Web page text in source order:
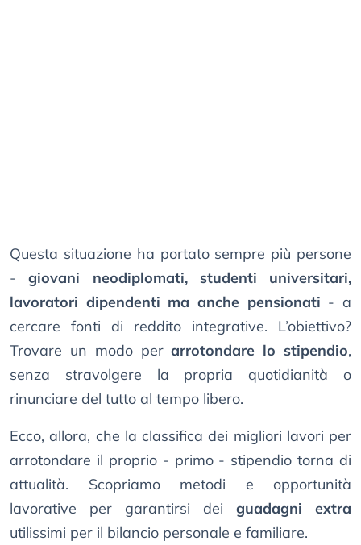
Questa situazione ha portato sempre più persone
-giovani neodiplomati, studenti universitari,
lavoratori dipendenti ma anche pensionati - a
cercare fonti di reddito integrative. L’obiettivo?
Trovare un modo perarrotondare lo stipendio,
senza stravolgere la propria quotidianità o
rinunciare del tutto al tempo libero.
Ecco, allora, che la classifica dei migliori lavori per
arrotondare il proprio - primo - stipendio torna di
attualità. Scopriamo metodi e opportunità
lavorative per garantirsi dei guadagni extra
utilissimi per il bilancio personale e familiare.